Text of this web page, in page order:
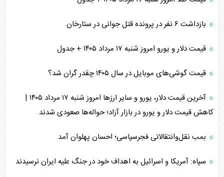
بازداشت ۶ نفر در پرونده قتل جوانی در ستارخان
قیمت دلار و یورو امروز شنبه ۱۷ مرداد ۱۴۰۵ + جدول
قیمت گوشی‌های موبایل در سال ۱۴۰۵ چقدر گران شد؟
آخرین قیمت دلار، یورو و سایر ارز‌ها امروز شنبه ۱۷ مرداد ۱۴۰۵ |
کاهش قیمت دلار و یورو در بازار آزاد؛ حواله‌ها صعودی شدند
بمب نقل‌وانتقالاتی فجرسپاسی؛ احسان پهلوان آمد
سپاه: آمریکا و اسرائیل به اهداف خود در جنگ علیه ایران نرسیدند